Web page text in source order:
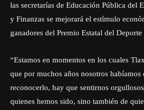
las secretarías de Educación Pública del
y Finanzas se mejorará el estímulo
ganadores del Premio Estatal del Deporte
“Estamos en momentos en los cuales
que por muchos años nosotros
reconocerlo, hay que sentirnos
quienes hemos sido, sino también de